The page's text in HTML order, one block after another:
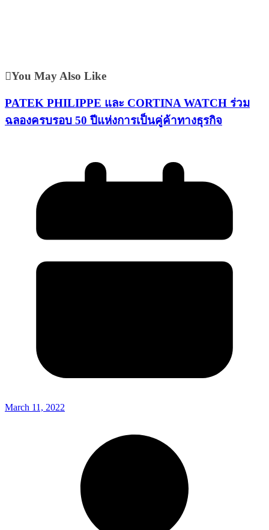
You May Also Like
PATEK PHILIPPE และ CORTINA WATCH ร่วม
ฉลองครบรอบ 50 ปีแห่งการเป็นคู่ค้าทางธุรกิจ
March 11, 2022